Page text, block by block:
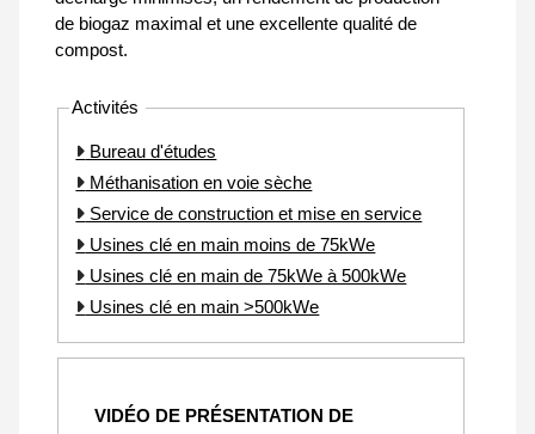
de biogaz maximal et une excellente qualité de
compost.
Activités
Bureau d'études
Méthanisation en voie sèche
Service de construction et mise en service
Usines clé en main moins de 75kWe
Usines clé en main de 75kWe à 500kWe
Usines clé en main >500kWe
VIDÉO DE PRÉSENTATION DE